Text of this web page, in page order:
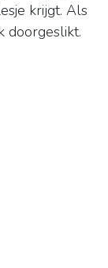
krijgt. Als
doorgeslikt.